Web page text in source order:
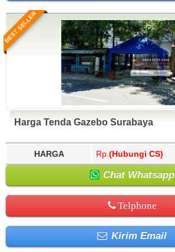
BEST SELLER
Harga Tenda Gazebo Surabaya
HARGA Rp. (Hubungi CS)
Chat Whatsapp
Telphone
Kirim Email